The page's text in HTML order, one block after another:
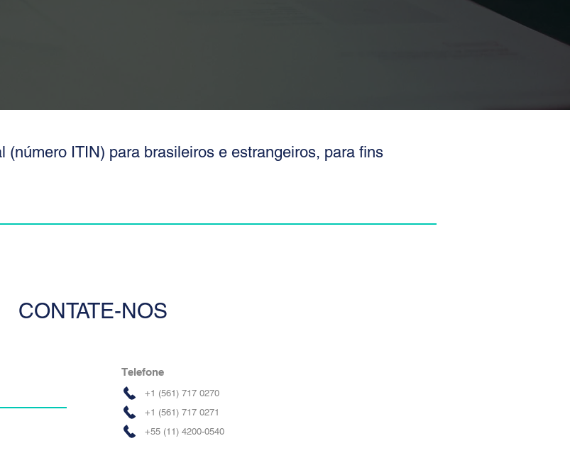
(número ITIN) para brasileiros e estrangeiros, para fins
CONTATE-NOS
Telefone
+1 (561) 717 0270
+1 (561) 717 0271
+55 (11) 4200-0540